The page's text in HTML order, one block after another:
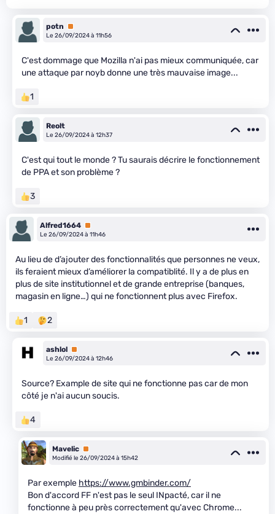
potn
Premium
Le 26/09/2024 à 11h56
C'est dommage que Mozilla n'ai pas mieux communiquée, car
une attaque par noyb donne une très mauvaise image...
1
Reolt
Le 26/09/2024 à 12h37
C'est qui tout le monde ? Tu saurais décrire le fonctionnement
de PPA et son problème ?
3
Alfred1664 Premium
Le 26/09/2024 à 11h46
Au lieu de d’ajouter des fonctionnalités que personnes ne veux,
ils feraient mieux d’améliorer la compatiblité. Il y a de plus en
plus de site institutionnel et de grande entreprise (banques,
magasin en ligne…) qui ne fonctionnent plus avec Firefox.
1 2
ashlol Premium
Le 26/09/2024 à 12h46
Source? Example de site qui ne fonctionne pas car de mon
côté je n'ai aucun soucis.
4
Mavelic Premium
Modifié le 26/09/2024 à 15h42
Par exemple https://www.gmbinder.com/
Bon d'accord FF n'est pas le seul INpacté, car il ne
fonctionne à peu près correctement qu'avec Chrome...